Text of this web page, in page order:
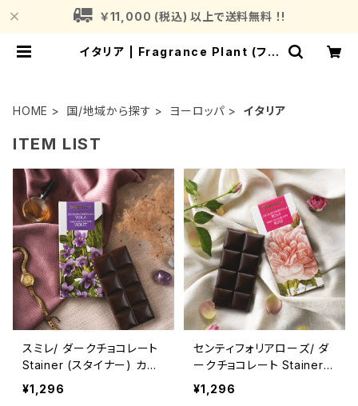
￥11,000 (税込) 以上で送料無料 ！!
イタリア | Fragrance Plant (フレ
HOME 国/地域から探す ヨーロッパ イタリア
ITEM LIST
スミレ/ ダークチョコレート
Stainer (スタイナー) カカ
オ70% チョコタブレット バ
イオレット Dark chocolat
¥1,296
センティフォリアローズ/ ダ
ークチョコレート Stainer
(スタイナー) カカオ70%
チョコタブレット ローズ Da
¥1,296